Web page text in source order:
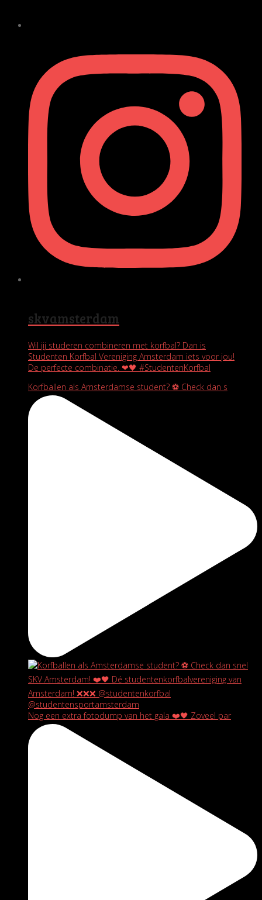
skvamsterdam
Wil jij studeren combineren met korfbal? Dan is
Studenten Korfbal Vereniging Amsterdam iets voor jou!
De perfecte combinatie. ❤🖤 #StudentenKorfbal
Korfballen als Amsterdamse student? ⚽️ Check dan s
Nog een extra fotodump van het gala ❤️🖤 Zoveel par